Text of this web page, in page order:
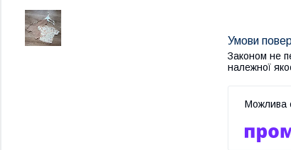
Законом не
належної